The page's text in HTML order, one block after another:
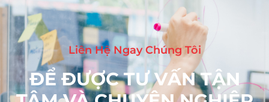
Liên Hệ Ngay Chúng Tôi
ĐỂ ĐƯỢC TƯ VẤN TẬN